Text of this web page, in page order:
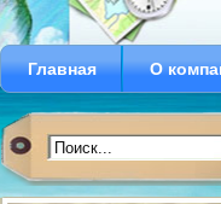
Главная О